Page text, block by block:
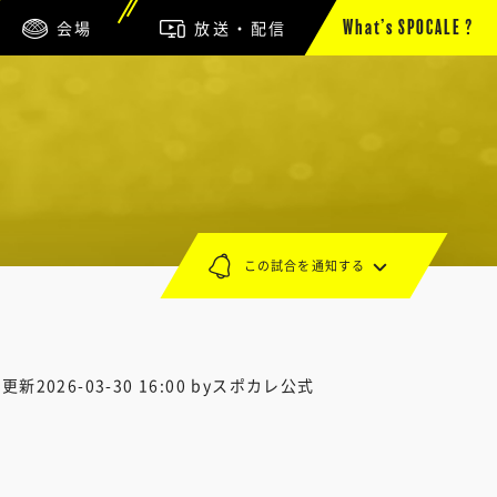
会場 放送・配信 What’s SPOCALE ?
新2026-03-30 16:00 byスポカレ公式
この試合を通知する